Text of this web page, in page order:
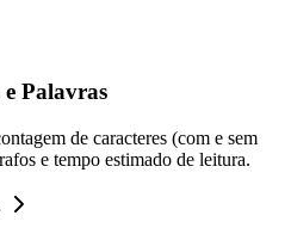
Palavras
de caracteres (com e sem
e tempo estimado de leitura.